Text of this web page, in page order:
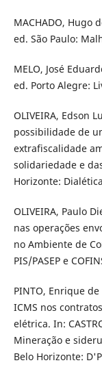
MACHADO, Hugo
ed. São Paulo:
MELO, José
ed. Porto Alegre:
OLIVEIRA, Edson
possibilidade de
extrafiscalidade
solidariedade e
Horizonte:
OLIVEIRA, Paulo
nas operações
no Ambiente de
PIS/PASEP e
PINTO, Enrique
ICMS nos
elétrica. In:
Mineração e
Belo Horizonte: